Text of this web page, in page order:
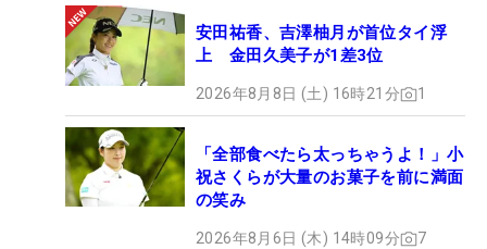
安田祐香、吉澤柚月が首位タイ浮
上 金田久美子が1差3位
2026年8月8日 (土) 16時21分 1
「全部食べたら太っちゃうよ！」小
祝さくらが大量のお菓子を前に満面
の笑み
2026年8月6日 (木) 14時09分 7